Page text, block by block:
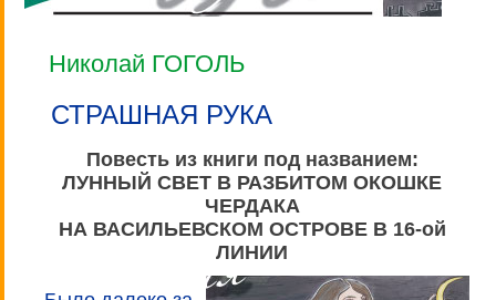
Николай ГОГОЛЬ
СТРАШНАЯ РУКА
Повесть из книги под названием:
ЛУННЫЙ СВЕТ В РАЗБИТОМ ОКОШКЕ
ЧЕРДАКА
НА ВАСИЛЬЕВСКОМ ОСТРОВЕ В 16-ой
ЛИНИИ